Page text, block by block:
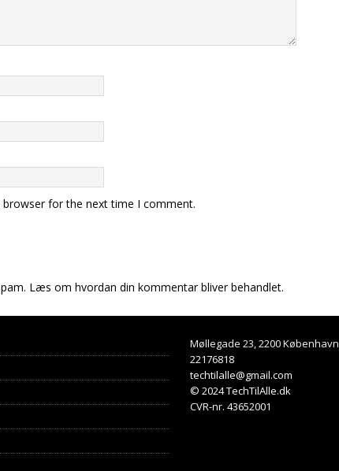
for the next time I comment.
Læs om hvordan din kommentar bliver behandlet.
Møllegade 23, 2200 København
22176818
techtilalle@gmail.com
© 2024 TechTilAlle.dk
CVR-nr. 43652001